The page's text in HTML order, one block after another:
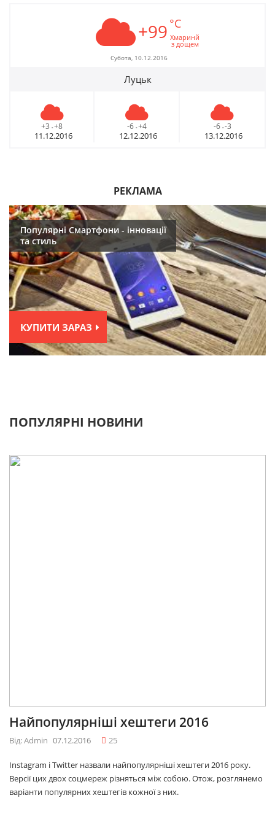
+99 °C
Хмаринй
з дощем
Субота, 10.12.2016
Луцьк
+3 - +8
11.12.2016
-6 - +4
12.12.2016
-6 - -3
13.12.2016
РЕКЛАМА
Популярні Смартфони - інновації
та стиль
КУПИТИ ЗАРАЗ
ПОПУЛЯРНІ НОВИНИ
Найпопулярніші хештеги 2016
Від: Admin 07.12.2016 25
Instagram і Twitter назвали найпопулярніші хештеги 2016 року.
Версії цих двох соцмереж різняться між собою. Отож, розглянемо
варіанти популярних хештегів кожної з них.